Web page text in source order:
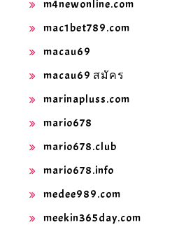
m4newonline.com
mac1bet789.com
macau69
macau69 สมัคร
marinapluss.com
mario678
mario678.club
mario678.info
medee989.com
meekin365day.com